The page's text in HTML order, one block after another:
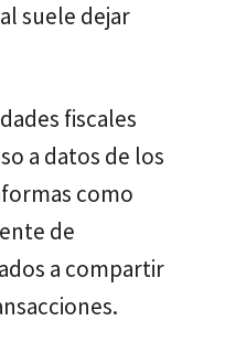
suele dejar
fiscales
a datos de los
como
de
a compartir